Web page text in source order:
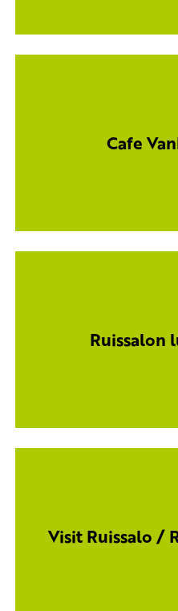
Cafe
Ruissalon
Visit Ruissalo /